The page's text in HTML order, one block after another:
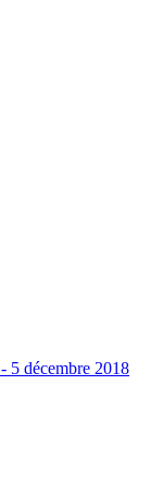
5 décembre 2018